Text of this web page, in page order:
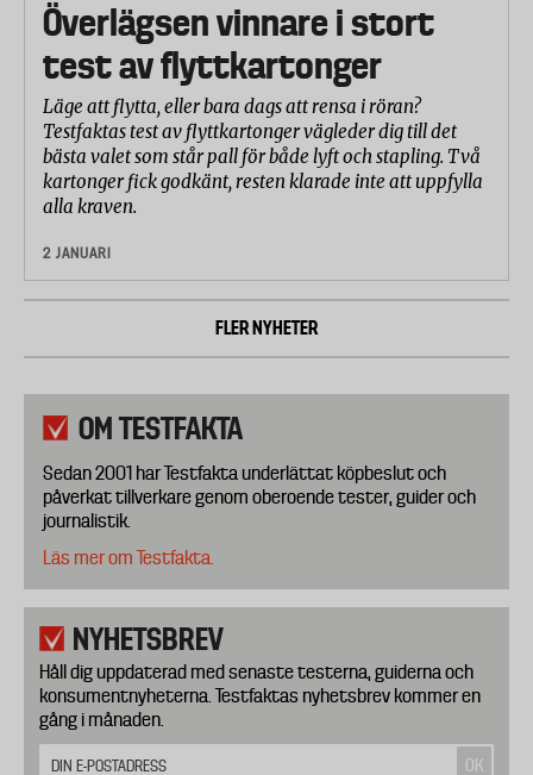
Överlägsen vinnare i stort
test av flyttkartonger
Läge att flytta, eller bara dags att rensa i röran?
Testfaktas test av flyttkartonger vägleder dig till det
bästa valet som står pall för både lyft och stapling. Två
kartonger fick godkänt, resten klarade inte att uppfylla
alla kraven.
2 JANUARI
FLER NYHETER
OM TESTFAKTA
Sedan 2001 har Testfakta underlättat köpbeslut och
påverkat tillverkare genom oberoende tester, guider och
journalistik.
Läs mer om Testfakta.
NYHETSBREV
Håll dig uppdaterad med senaste testerna, guiderna och
konsumentnyheterna. Testfaktas nyhetsbrev kommer en
gång i månaden.